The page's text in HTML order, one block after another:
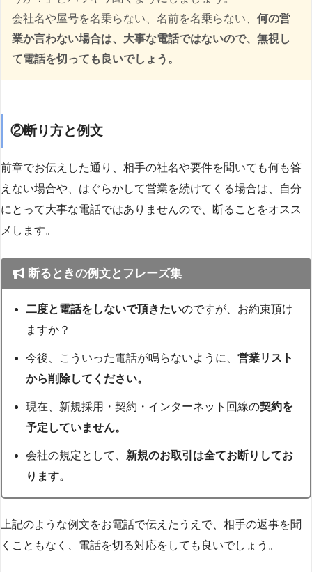
会社名や屋号を名乗らない、名前を名乗らない、 何の営
業か言わない場合は、大事な電話ではないので、無視し
て電話を切っても良いでしょう。
②断り方と例文
前章でお伝えした通り、相手の社名や要件を聞いても何も答
えない場合や、はぐらかして営業を続けてくる場合は、自分
にとって大事な電話ではありませんので、断ることをオスス
メします。
断るときの例文とフレーズ集
二度と電話をしないで頂きたいのですが、お約束頂け
ますか？
今後、こういった電話が鳴らないように、営業リスト
から削除してください。
現在、新規採用・契約・インターネット回線の契約を
予定していません。
会社の規定として、 新規のお取引は全てお断りしてお
ります。
上記のような例文をお電話で伝えたうえで、相手の返事を聞
くこともなく、電話を切る対応をしても良いでしょう。